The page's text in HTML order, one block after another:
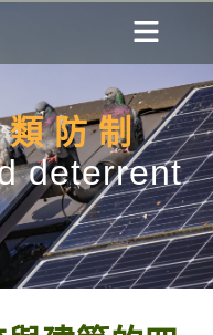
類防制
deterrent